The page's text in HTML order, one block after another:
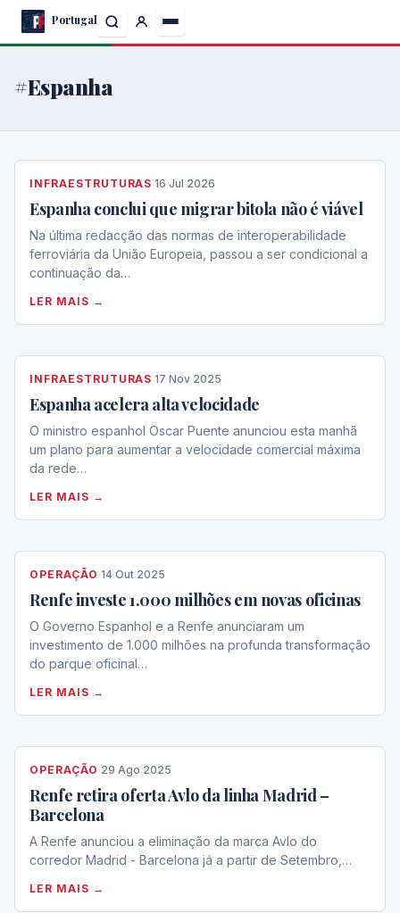
Skip
content
Portugal
#Espanha
INFRAESTRUTURAS·16 Jul 2026
Espanha conclui que migrar bitola não é viável
Na última redacção das normas de interoperabilidade
ferroviária da União Europeia, passou a ser condicional a
continuação da…
LER MAIS →
INFRAESTRUTURAS·17 Nov 2025
Espanha acelera alta velocidade
O ministro espanhol Oscar Puente anunciou esta manhã
um plano para aumentar a velocidade comercial máxima
da rede…
LER MAIS →
OPERAÇÃO ·14 Out 2025
Renfe investe 1.000 milhões em novas oficinas
O Governo Espanhol e a Renfe anunciaram um
investimento de 1.000 milhões na profunda transformação
do parque oficinal…
LER MAIS →
OPERAÇÃO ·29 Ago 2025
Renfe retira oferta Avlo da linha Madrid –
Barcelona
A Renfe anunciou a eliminação da marca Avlo do
corredor Madrid - Barcelona já a partir de Setembro,…
LER MAIS →